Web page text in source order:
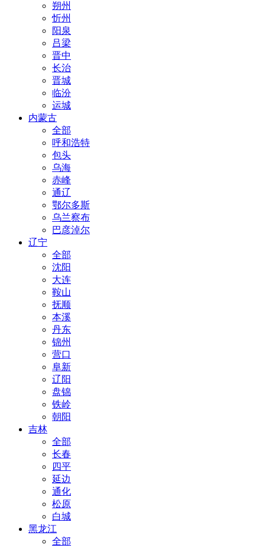
朔州
忻州
阳泉
吕梁
晋中
长治
晋城
临汾
运城
内蒙古
全部
呼和浩特
包头
乌海
赤峰
通辽
鄂尔多斯
乌兰察布
巴彦淖尔
辽宁
全部
沈阳
大连
鞍山
抚顺
本溪
丹东
锦州
营口
阜新
辽阳
盘锦
铁岭
朝阳
吉林
全部
长春
四平
延边
通化
松原
白城
黑龙江
全部